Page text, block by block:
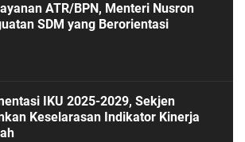
ATR/BPN, Menteri Nusron
SDM yang Berorientasi
IKU 2025-2029, Sekjen
Keselarasan Indikator Kinerja